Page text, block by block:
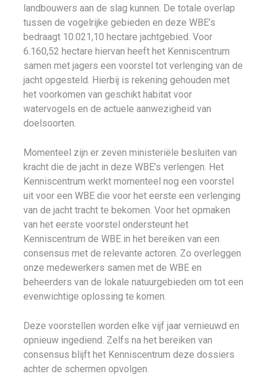
landbouwers aan de slag kunnen. De totale overlap
tussen de vogelrijke gebieden en deze WBE’s
bedraagt 10.021,10 hectare jachtgebied. Voor
6.160,52 hectare hiervan heeft het Kenniscentrum
samen met jagers een voorstel tot verlenging van de
jacht opgesteld. Hierbij is rekening gehouden met
het voorkomen van geschikt habitat voor
watervogels en de actuele aanwezigheid van
doelsoorten.
Momenteel zijn er zeven ministeriële besluiten van
kracht die de jacht in deze WBE’s verlengen. Het
Kenniscentrum werkt momenteel nog een voorstel
uit voor een WBE die voor het eerste een verlenging
van de jacht tracht te bekomen. Voor het opmaken
van het eerste voorstel ondersteunt het
Kenniscentrum de WBE in het bereiken van een
consensus met de relevante actoren. Zo overleggen
onze medewerkers samen met de WBE en
beheerders van de lokale natuurgebieden om tot een
evenwichtige oplossing te komen.
Deze voorstellen worden elke vijf jaar vernieuwd en
opnieuw ingediend. Zelfs na het bereiken van
consensus blijft het Kenniscentrum deze dossiers
achter de schermen opvolgen.